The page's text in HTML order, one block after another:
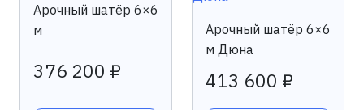
Арочный шатёр 6×6
м
376 200 ₽
Арочный шатёр 6×6
м Дюна
413 600 ₽